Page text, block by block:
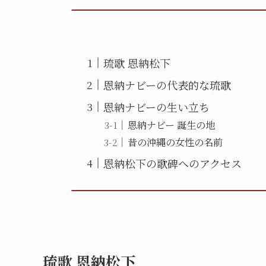
琉歌 恩納松下
恩納ナビーの代表的な琉歌
恩納ナビーの生い立ち
恩納ナビー 誕生の地
昔の沖縄の女性の名前
恩納松下の歌碑へのアクセス
琉歌 恩納松下